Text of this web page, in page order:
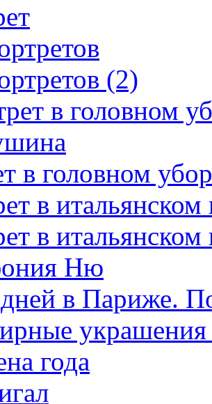
(2)
в головном
в головном
в
в
Ню
в Париже.
украшения
года